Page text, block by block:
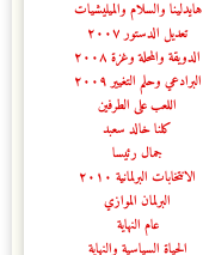
هايدلينا والسلام والميليشيات
تعديل الدستور ٢٠٠٧
الدويقة والمحلة وغزة ٢٠٠٨
البرادعي وحلم التغيير ٢٠٠٩
اللعب على الطرفين
كلنا خالد سعبد
جمال رئيسا
الانتخابات البرلمانية ٢٠١٠
البرلمان الموازي
عام النهاية
الحياة السياسية والنهاية